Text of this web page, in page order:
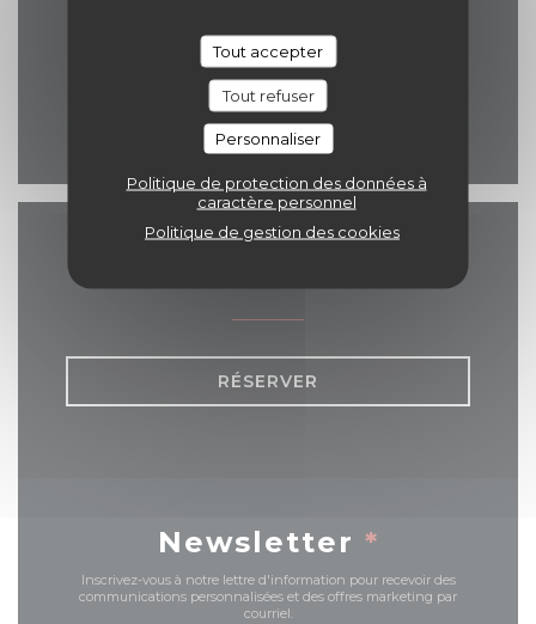
Tout accepter
Tout refuser
Personnaliser
Politique de protection des données à
caractère personnel
Politique de gestion des cookies
eelke.ashley@hotmail.com
Facebook ((ouvre une
RÉSERVER
Newsletter *
Inscrivez-vous à notre lettre d'information pour recevoir des
communications personnalisées et des offres marketing par
courriel.